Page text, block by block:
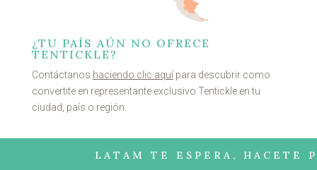
¿TU PAÍS AÚN NO OFRECE
TENTICKLE?
Contáctanos haciendo clic aquípara descubrir como
convertite en representante exclusivo Tentickle en tu
ciudad, país o región.
LATAM TE ESPERA, HACETE